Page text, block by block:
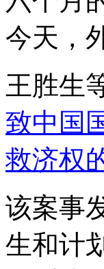
今天，
王胜生
致中国
救济权
该案事
生和计